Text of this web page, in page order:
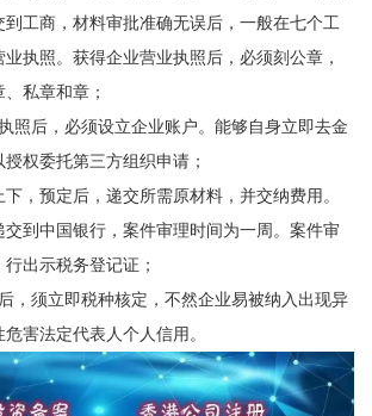
工商，材料审批准确无误后，一般在七个工
执照。获得企业营业执照后，必须刻公章，
私章和章；
照后，必须设立企业账户。能够自身立即去金
权委托第三方组织申请；
，预定后，递交所需原材料，并交纳费用。
到中国银行，案件审理时间为一周。案件审
出示税务登记证；
，须立即税种核定，不然企业易被纳入出现异
害法定代表人个人信用。